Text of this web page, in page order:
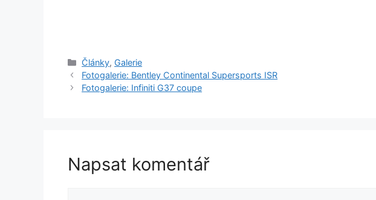
Rubriky
Články, Galerie
Fotogalerie: Bentley Continental Supersports ISR
Fotogalerie: Infiniti G37 coupe
Napsat komentář